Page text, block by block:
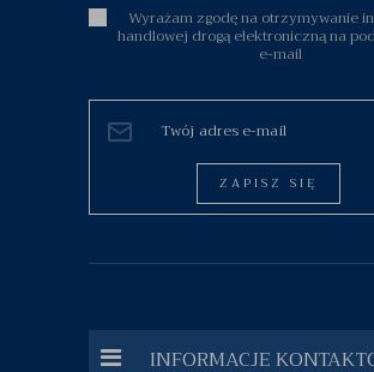
Wyrażam zgodę na otrzymywanie
handlowej drogą elektroniczną na
e-mail
ZAPISZ SIĘ
INFORMACJE